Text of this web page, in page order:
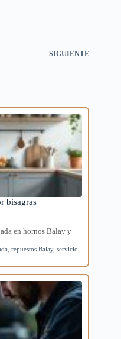
SIGUIENTE
bisagras
en hornos Balay y
repuestos Balay, servicio